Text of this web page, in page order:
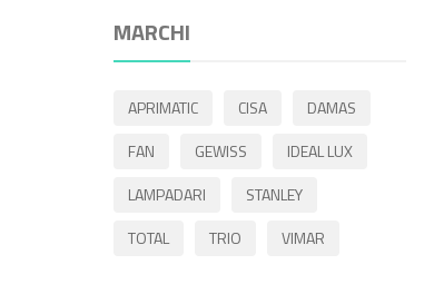
MARCHI
APRIMATIC CISA
DAMAS
FAN
GEWISS
IDEAL LUX
LAMPADARI
STANLEY
TOTAL
TRIO VIMAR